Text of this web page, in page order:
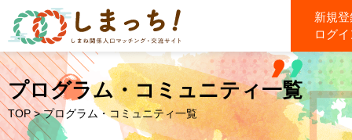
新規
ログ
プログラム・コミュニティ一覧
TOP > プログラム・コミュニティ一覧